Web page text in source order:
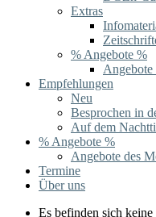
Extras
% Angebote %
Angebote
Empfehlungen
Neu
Besprochen in
Auf dem
% Angebote %
Angebote des
Termine
Über uns
Es befinden sich